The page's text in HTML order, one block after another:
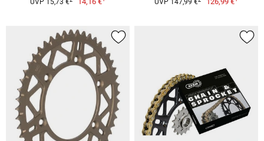
UVP 15,73 € UVP 147,99 €